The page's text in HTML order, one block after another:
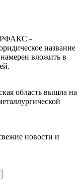
-
название
вложить в
область вышла на
новости и